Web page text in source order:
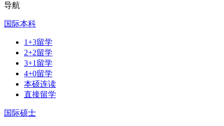
导航
国际本科
1+3留学
2+2留学
3+1留学
4+0留学
本硕连读
直接留学
国际硕士